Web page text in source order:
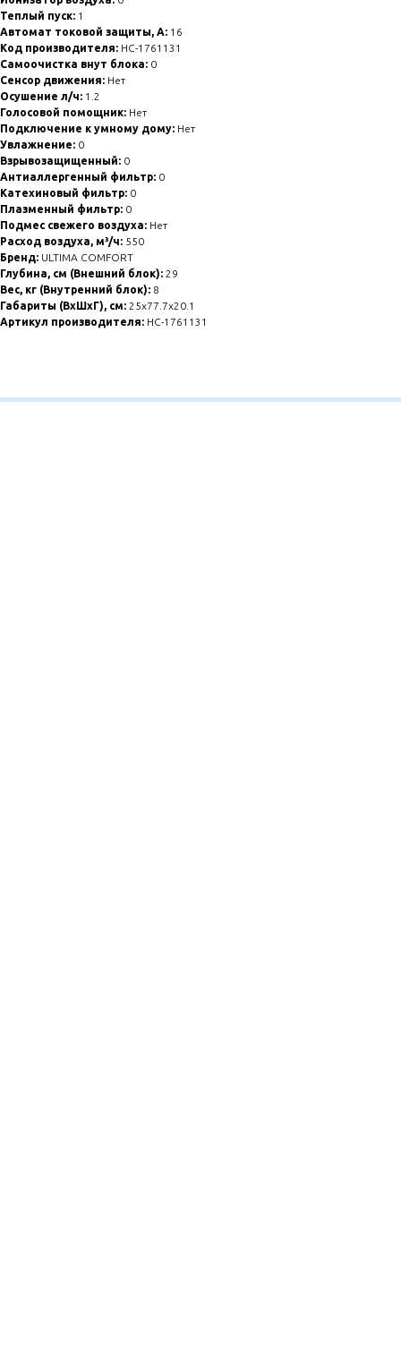
Теплый пуск: 1
Автомат токовой защиты, А: 16
Код производителя: НС-1761131
Самоочистка внут блока: 0
Сенсор движения: Нет
Осушение л/ч: 1.2
Голосовой помощник: Нет
Подключение к умному дому: Нет
Увлажнение: 0
Взрывозащищенный: 0
Антиаллергенный фильтр: 0
Катехиновый фильтр: 0
Плазменный фильтр: 0
Подмес свежего воздуха: Нет
Расход воздуха, м³/ч: 550
Бренд: ULTIMA COMFORT
Глубина, см (Внешний блок): 29
Вес, кг (Внутренний блок): 8
Габариты (ВхШхГ), см: 25x77.7x20.1
Артикул производителя: НС-1761131